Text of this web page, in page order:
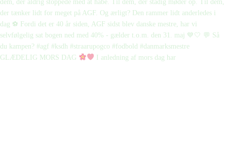
GLÆDELIG MORS DAG I anledning af mors dag har